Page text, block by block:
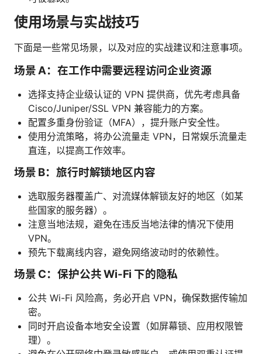
使用场景与实战技巧
下面是一些常见场景，以及对应的实战建议和注意事项。
场景 A：在工作中需要远程访问企业资源
选择支持企业级认证的 VPN 提供商，优先考虑具备
Cisco/Juniper/SSL VPN 兼容能力的方案。
配置多重身份验证（MFA），提升账户安全性。
使用分流策略，将办公流量走 VPN，日常娱乐流量走
直连，以提高工作效率。
场景 B：旅行时解锁地区内容
选取服务器覆盖广、对流媒体解锁友好的地区（如某
些国家的服务器）。
注意当地法规，避免在违反当地法律的情况下使用
VPN。
预先下载离线内容，避免网络波动时的依赖性。
场景 C：保护公共 Wi-Fi 下的隐私
公共 Wi-Fi 风险高，务必开启 VPN，确保数据传输加
密。
同时开启设备本地安全设置（如屏幕锁、应用权限管
理）。